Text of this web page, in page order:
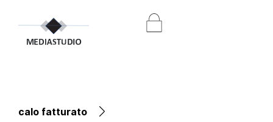
calo fatturato